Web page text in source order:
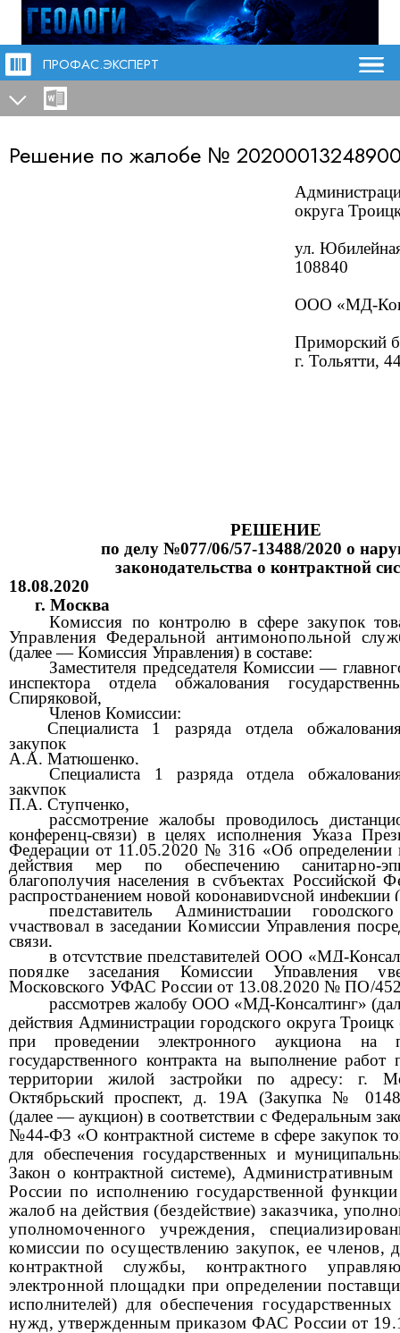
ПРОФАС.ЭКСПЕРТ
Решение по жалобе №
округа
ул.
108840
ООО «МД-
Приморский
г. Тольятти,
РЕШЕНИЕ
по делу №077/06/57-13488/2020 о
законодательства о контрактной
18.08.2020
г. Москва
Комиссия по контролю в сфере закупок
Управления Федеральной антимонопольной
(далее—Комиссия Управления) в составе:
Заместителя председателя Комиссии —
инспектора отдела обжалования
Спиряковой,
Членов Комиссии:
Специалиста 1 разряда отдела
закупок
А.А. Матюшенко,
Специалиста 1 разряда отдела
закупок
П.А. Ступченко,
рассмотрение жалобы проводилось
конференц-связи) в целях исполнения Указа
Федерации от 11.05.2020 № 316 «Об определении
действия мер по обеспечению санитарно-
благополучия населения в субъектах Российской
распространением новой коронавирусной инфекции
представитель Администрации
участвовал в заседании Комиссии Управления
связи,
в отсутствие представителейООО «МД-
порядке заседания Комиссии Управления
Московского УФАС России от 13.08.2020 № ПО/
рассмотрев жалобу ООО «МД-Консалтинг»
действия Администрации городского округа
при проведении электронного аукциона на
государственного контракта на выполнение работ
территории жилой застройки по адресу: г.
Октябрьский проспект, д. 19А (Закупка №
(далее — аукцион) в соответствии с Федеральным
№44-ФЗ «О контрактной системе в сфере закупок
для обеспечениягосударственных и
Закон о контрактной системе),
России по исполнению государственной
жалоб на действия (бездействие) заказчика,
уполномоченного учреждения,
комиссии по осуществлению закупок, ее членов,
контрактной службы, контрактного
электронной площадки при определении
исполнителей) для обеспечения
нужд, утвержденным приказом ФАС России от